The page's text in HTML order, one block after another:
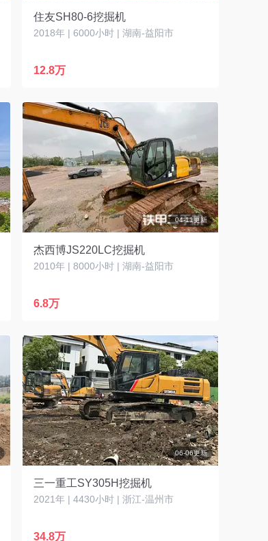
住友SH80-6挖掘机
2018年 | 6000小时 | 湖南-益阳市
12.8万
04-11更新
杰西博JS220LC挖掘机
2010年 | 8000小时 | 湖南-益阳市
6.8万
06-06更新
三一重工SY305H挖掘机
2021年 | 4430小时 | 浙江-温州市
34.8万